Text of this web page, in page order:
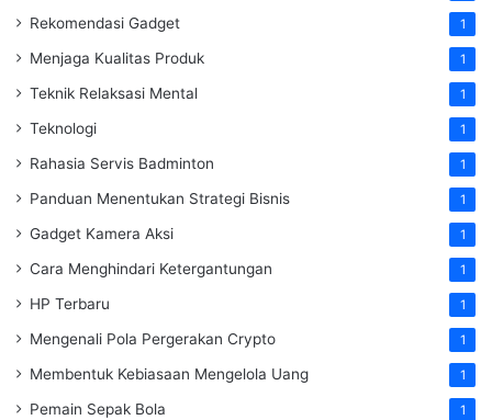
Rekomendasi Gadget 1
Menjaga Kualitas Produk 1
Teknik Relaksasi Mental 1
Teknologi 1
Rahasia Servis Badminton 1
Panduan Menentukan Strategi Bisnis 1
Gadget Kamera Aksi 1
Cara Menghindari Ketergantungan 1
HP Terbaru 1
Mengenali Pola Pergerakan Crypto 1
Membentuk Kebiasaan Mengelola Uang 1
Pemain Sepak Bola 1